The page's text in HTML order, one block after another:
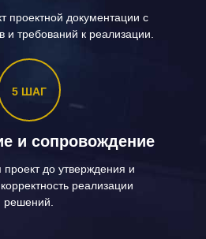
проектной документации с
и требований к реализации.
5 ШАГ
и сопровождение
до утверждения и
реализации
решений.